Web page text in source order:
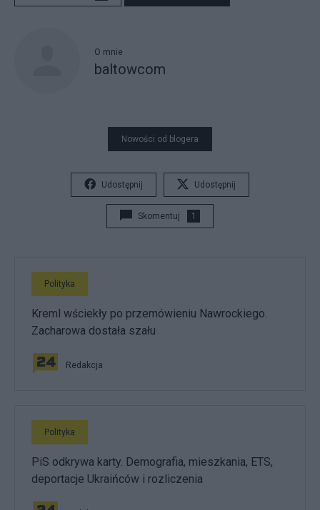
O mnie
baltowcom
Nowości od blogera
Udostępnij Udostępnij
Skomentuj 1
Polityka
Kreml wściekły po przemówieniu Nawrockiego.
Zacharowa dostała szału
Redakcja
Polityka
PiS odkrywa karty. Demografia, mieszkania, ETS,
deportacje Ukraińców i rozliczenia